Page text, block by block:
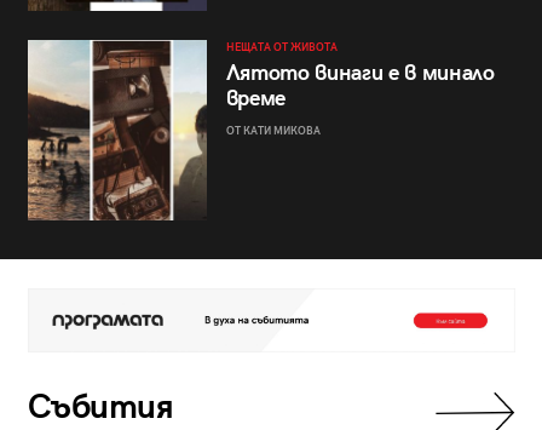
НЕЩАТА ОТ ЖИВОТА
Лятото винаги е в минало
време
ОТ КАТИ МИКОВА
Събития